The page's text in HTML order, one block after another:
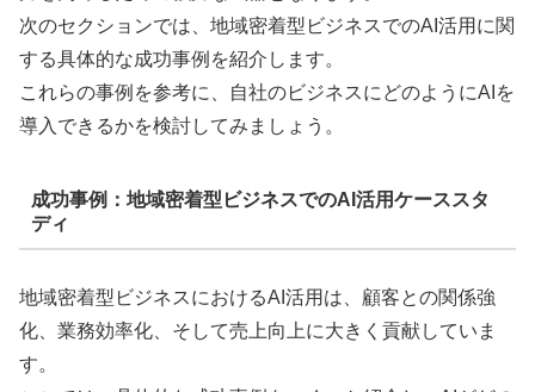
次のセクションでは、地域密着型ビジネスでのAI活用に関
する具体的な成功事例を紹介します。
これらの事例を参考に、自社のビジネスにどのようにAIを
導入できるかを検討してみましょう。
成功事例：地域密着型ビジネスでのAI活用ケーススタ
ディ
地域密着型ビジネスにおけるAI活用は、顧客との関係強
化、業務効率化、そして売上向上に大きく貢献していま
す。